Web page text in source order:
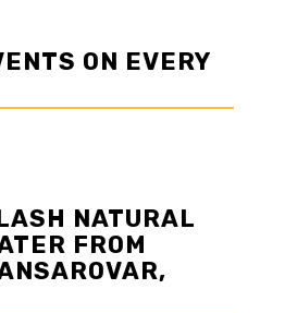
ON EVERY
NATURAL
FROM